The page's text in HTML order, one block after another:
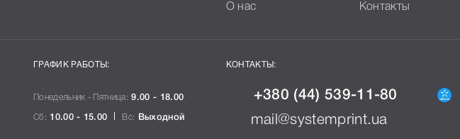
О нас Контакты
ГРАФИК РАБОТЫ:
Понедельник - Пятница: 9.00 - 18.00
Сб: 10.00 - 15.00 Вс: Выходной
КОНТАКТЫ:
+380 (44) 539-11-80
mail@systemprint.ua